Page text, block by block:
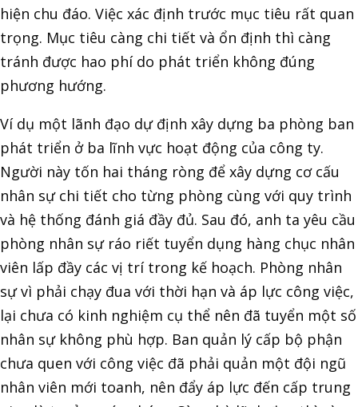
hiện chu đáo. Việc xác định trước mục tiêu rất quan
trọng. Mục tiêu càng chi tiết và ổn định thì càng
tránh được hao phí do phát triển không đúng
phương hướng.
Ví dụ một lãnh đạo dự định xây dựng ba phòng ban
phát triển ở ba lĩnh vực hoạt động của công ty.
Người này tốn hai tháng ròng để xây dựng cơ cấu
nhân sự chi tiết cho từng phòng cùng với quy trình
và hệ thống đánh giá đầy đủ. Sau đó, anh ta yêu cầu
phòng nhân sự ráo riết tuyển dụng hàng chục nhân
viên lấp đầy các vị trí trong kế hoạch. Phòng nhân
sự vì phải chạy đua với thời hạn và áp lực công việc,
lại chưa có kinh nghiệm cụ thể nên đã tuyển một số
nhân sự không phù hợp. Ban quản lý cấp bộ phận
chưa quen với công việc đã phải quản một đội ngũ
nhân viên mới toanh, nên đẩy áp lực đến cấp trung